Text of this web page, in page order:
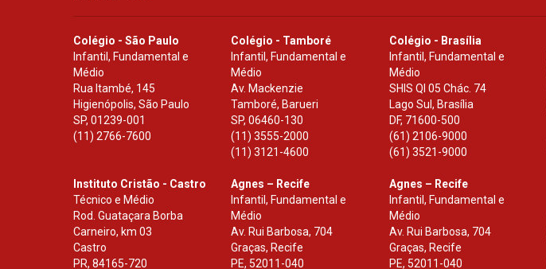
Colégio - São Paulo
Infantil, Fundamental e
Médio
Rua Itambé, 145
Higienópolis, São Paulo
SP, 01239-001
(11) 2766-7600
Colégio - Tamboré
Infantil, Fundamental e
Médio
Av. Mackenzie
Tamboré, Barueri
SP,06460-130
(11) 3555-2000
(11) 3121-4600
Colégio - Brasília
Infantil, Fundamental e
Médio
SHIS Ql 05 Chác. 74
Lago Sul, Brasília
DF, 71600-500
(61) 2106-9000
(61) 3521-9000
Instituto Cristão - Castro
Técnico e Médio
Rod. Guataçara Borba
Carneiro, km 03
Castro
PR, 84165-720
Agnes – Recife
Infantil, Fundamental e
Médio
Av. Rui Barbosa, 704
Graças, Recife
PE, 52011-040
Agnes – Recife
Infantil, Fundamental e
Médio
Av. Rui Barbosa, 704
Graças, Recife
PE, 52011-040